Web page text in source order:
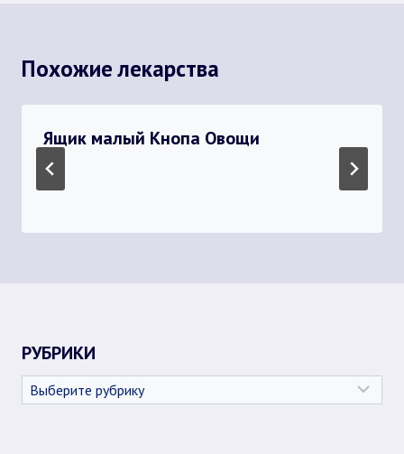
Похожие лекарства
Ящик малый Кнопа Овощи
РУБРИКИ
Рубрики